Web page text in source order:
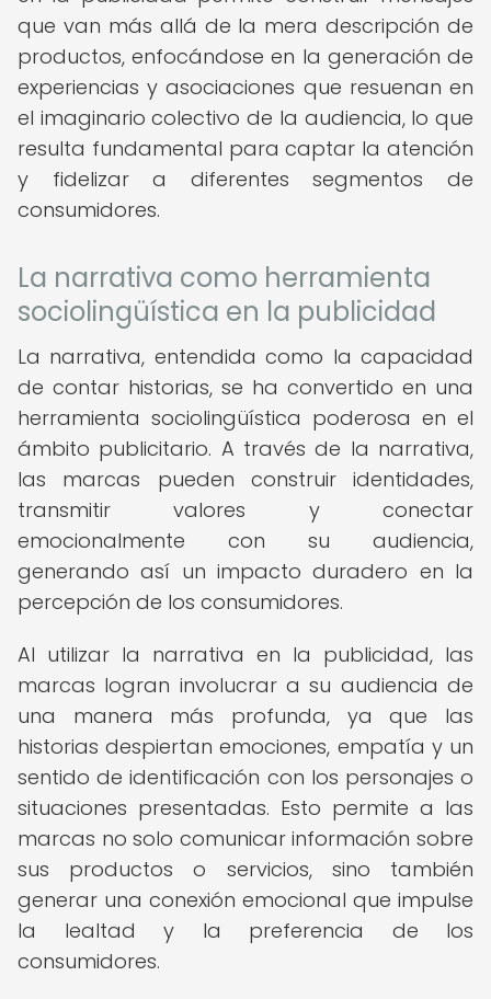
que van más allá de la mera descripción de
productos, enfocándose en la generación de
experiencias y asociaciones que resuenan en
el imaginario colectivo de la audiencia, lo que
resulta fundamental para captar la atención
y fidelizar a diferentes segmentos de
consumidores.
La narrativa como herramienta
sociolingüística en la publicidad
La narrativa, entendida como la capacidad
de contar historias, se ha convertido en una
herramienta sociolingüística poderosa en el
ámbito publicitario. A través de la narrativa,
las marcas pueden construir identidades,
transmitir valores y conectar
emocionalmente con su audiencia,
generando así un impacto duradero en la
percepción de los consumidores.
Al utilizar la narrativa en la publicidad, las
marcas logran involucrar a su audiencia de
una manera más profunda, ya que las
historias despiertan emociones, empatía y un
sentido de identificación con los personajes o
situaciones presentadas. Esto permite a las
marcas no solo comunicar información sobre
sus productos o servicios, sino también
generar una conexión emocional que impulse
la lealtad y la preferencia de los
consumidores.